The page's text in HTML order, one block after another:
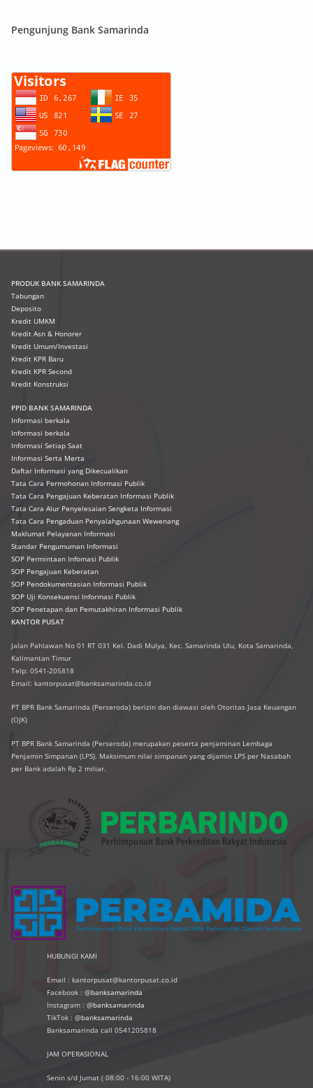
Pengunjung Bank Samarinda
PRODUK BANK SAMARINDA
Tabungan
Deposito
Kredit UMKM
Kredit Asn & Honorer
Kredit Umum/Investasi
Kredit KPR Baru
Kredit KPR Second
Kredit Konstruksi
PPID BANK SAMARINDA
Informasi berkala
Informasi berkala
Informasi Setiap Saat
Informasi Serta Merta
Daftar Informasi yang Dikecualikan
Tata Cara Permohonan Informasi Publik
Tata Cara Pengajuan Keberatan Informasi Publik
Tata Cara Alur Penyelesaian Sengketa Informasi
Tata Cara Pengaduan Penyalahgunaan Wewenang
Maklumat Pelayanan Informasi
Standar Pengumuman Informasi
SOP Permintaan Infomasi Publik
SOP Pengajuan Keberatan
SOP Pendokumentasian Informasi Publik
SOP Uji Konsekuensi Informasi Publik
SOP Penetapan dan Pemutakhiran Informasi Publik
KANTOR PUSAT
Jalan Pahlawan No 01 RT 031 Kel. Dadi Mulya, Kec. Samarinda Ulu, Kota Samarinda,
Kalimantan Timur
Telp: 0541-205818
Email: kantorpusat@banksamarinda.co.id
PT BPR Bank Samarinda (Perseroda) berizin dan diawasi oleh Otoritas Jasa Keuangan
(OJK)
PT BPR Bank Samarinda (Perseroda) merupakan peserta penjaminan Lembaga
Penjamin Simpanan (LPS). Maksimum nilai simpanan yang dijamin LPS per Nasabah
per Bank adalah Rp 2 miliar.
HUBUNGI KAMI
Email : kantorpusat@kantorpusat.co.id
Facebook : @banksamarinda
Instagram : @banksamarinda
TikTok : @banksamarinda
Banksamarinda call 0541205818
JAM OPERASIONAL
Senin s/d Jumat ( 08:00 - 16:00 WITA)